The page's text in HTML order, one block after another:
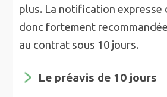
plus. La notification expresse
donc fortement
au contrat sous 10 jours.
Le préavis de 10 jours